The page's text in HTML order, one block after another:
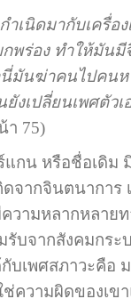
ำเนิดมากับเครื่อ
พร่อง ทำให้มันมี
มันฆ่าคนไปคนห
งเปลี่ยนเพศตัวเ
า 75)
กน หรือชื่อเดิม
ดจากจินตนากา
ามหลากหลายท
รับจากสังคมกระ
บเพศสภาวะคือ
ความผิดของเข